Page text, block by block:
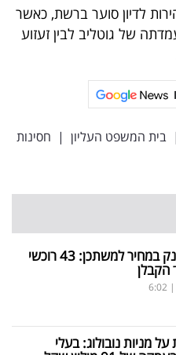
לדיון סוער ברשת, כאשר
של גוטליב לבין זעזוע
| בית המשפט העליון | חסינות
תביעת ענק במחיר למשתכן: 43 רוכשי
הקבלן
|
6:02
מניות נובולוג: בעלי